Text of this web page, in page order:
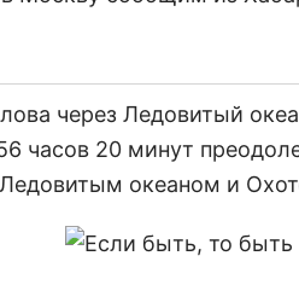
через Ледовитый
часов 20 минут
океаном и